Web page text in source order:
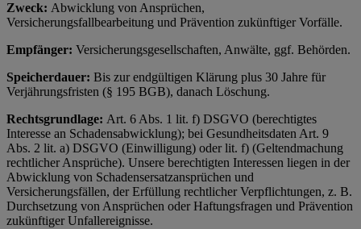
Zweck: Abwicklung von Ansprüchen,
Versicherungsfallbearbeitung und Prävention zukünftiger Vorfälle.
Empfänger: Versicherungsgesellschaften, Anwälte, ggf. Behörden.
Speicherdauer: Bis zur endgültigen Klärung plus 30 Jahre für
Verjährungsfristen (§ 195 BGB), danach Löschung.
Rechtsgrundlage: Art. 6 Abs. 1 lit. f) DSGVO (berechtigtes
Interesse an Schadensabwicklung); bei Gesundheitsdaten Art. 9
Abs. 2 lit. a) DSGVO (Einwilligung) oder lit. f) (Geltendmachung
rechtlicher Ansprüche). Unsere berechtigten Interessen liegen in der
Abwicklung von Schadensersatzansprüchen und
Versicherungsfällen, der Erfüllung rechtlicher Verpflichtungen, z. B.
Durchsetzung von Ansprüchen oder Haftungsfragen und Prävention
zukünftiger Unfallereignisse.